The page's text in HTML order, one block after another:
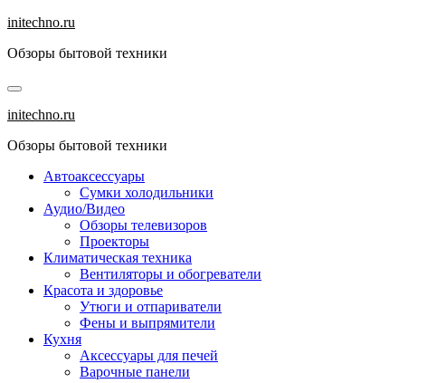
Перейти
содержанию
initechno.ru
Обзоры бытовой техники
initechno.ru
Обзоры бытовой техники
Автоаксессуары
Сумки холодильники
Аудио/Видео
Обзоры телевизоров
Проекторы
Климатическая техника
Вентиляторы и обогреватели
Красота и здоровье
Утюги и отпариватели
Фены и выпрямители
Кухня
Аксессуары для печей
Варочные панели